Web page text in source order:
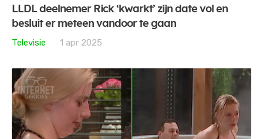
LLDL deelnemer Rick ‘kwarkt’ zijn date vol en
besluit er meteen vandoor te gaan
Televisie
1 apr 2025